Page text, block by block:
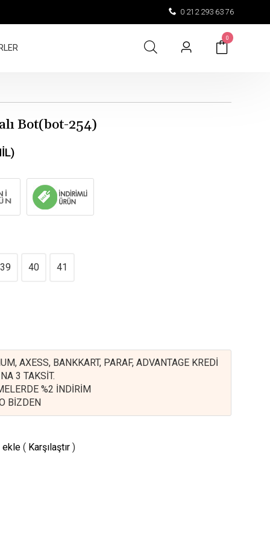
0 212 293 63 76
0
Bot(bot-254)
39 40 41
AXESS, BANKKART, PARAF, ADVANTAGE KREDİ
3 TAKSİT.
%2 İNDİRİM
BİZDEN
ekle ( Karşılaştır )